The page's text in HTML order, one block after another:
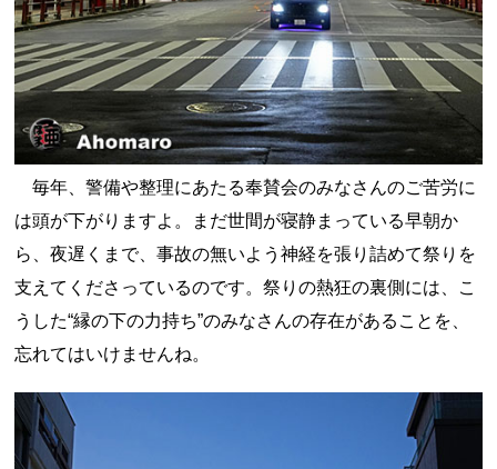
毎年、警備や整理にあたる奉賛会のみなさんのご苦労に
は頭が下がりますよ。まだ世間が寝静まっている早朝か
ら、夜遅くまで、事故の無いよう神経を張り詰めて祭りを
支えてくださっているのです。祭りの熱狂の裏側には、こ
うした“縁の下の力持ち”のみなさんの存在があることを、
忘れてはいけませんね。